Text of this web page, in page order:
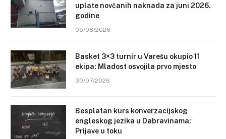
uplate novčanih naknada za juni 2026.
godine
05/08/2026
Basket 3×3 turnir u Varešu okupio 11
ekipa: Mladost osvojila prvo mjesto
30/07/2026
Besplatan kurs konverzacijskog
engleskog jezika u Dabravinama:
Prijave u toku